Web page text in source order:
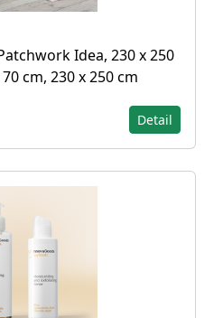
Idea, 230 x 250
cm, 230 x 250 cm
Detail